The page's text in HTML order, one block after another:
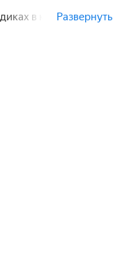
в косметологии
эстетической
Развернуть